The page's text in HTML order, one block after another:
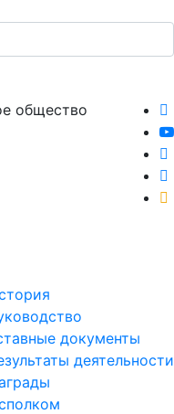
общество
документы
деятельности